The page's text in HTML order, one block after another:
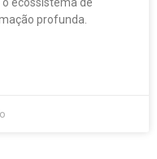
profunda.